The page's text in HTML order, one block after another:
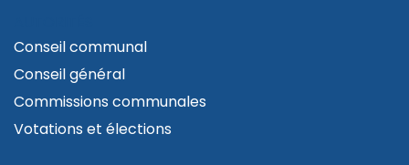
Conseil communal
Conseil général
Commissions communales
Votations et élections